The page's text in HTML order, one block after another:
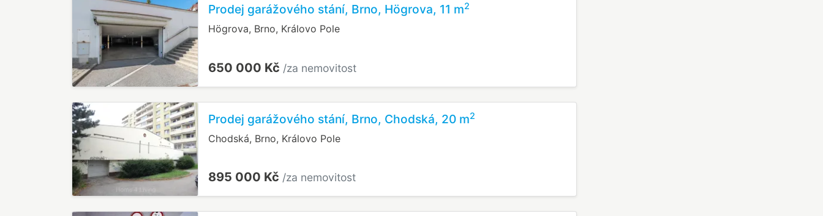
Prodej garážového stání, Brno, Högrova, 11 m2
Högrova, Brno, Královo Pole
650 000 Kč /za nemovitost
Prodej garážového stání, Brno, Chodská, 20 m2
Chodská, Brno, Královo Pole
895 000 Kč /za nemovitost